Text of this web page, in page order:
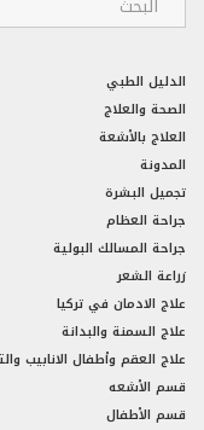
الدليل الطبي
الصحة والعلاج
العلاج بالأشعة
المدونة
تجميل البشرة
جراحة العظام
جراحة المسالك البولية
زراعة الشعر
علاج الادمان في تركيا
علاج السمنة والبدانة
علاج العقم وأطفال الانابيب
قسم الأشعه
قسم الأطفال